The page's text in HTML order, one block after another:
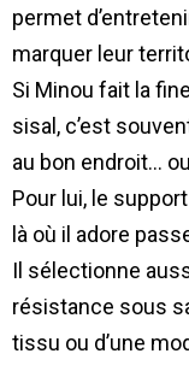
permet
marquer leur
Si Minou fait la
sisal, c’est
au bon endroit…
Pour lui, le
là où il adore
Il sélectionne
résistance sous
tissu ou d’une